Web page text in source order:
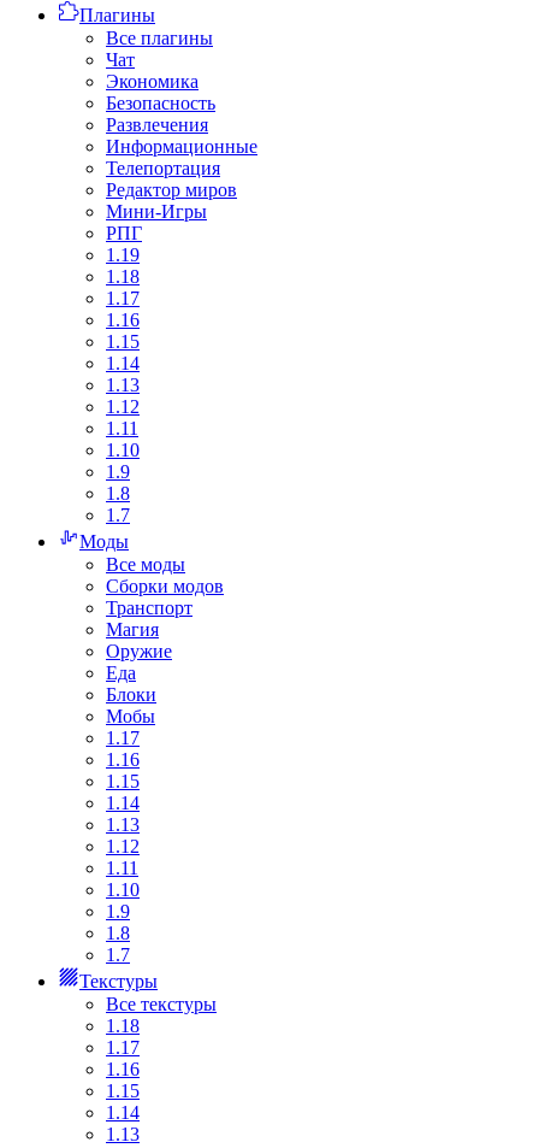
Плагины
Все плагины
Чат
Экономика
Безопасность
Развлечения
Информационные
Телепортация
Редактор миров
Мини-Игры
РПГ
1.19
1.18
1.17
1.16
1.15
1.14
1.13
1.12
1.11
1.10
1.9
1.8
1.7
Моды
Все моды
Сборки модов
Транспорт
Магия
Оружие
Еда
Блоки
Мобы
1.17
1.16
1.15
1.14
1.13
1.12
1.11
1.10
1.9
1.8
1.7
Текстуры
Все текстуры
1.18
1.17
1.16
1.15
1.14
1.13